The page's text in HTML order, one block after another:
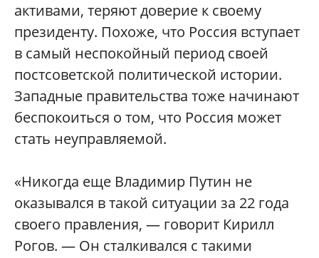
активами, теряют доверие к своему
президенту. Похоже, что Россия вступает
в самый неспокойный период своей
постсоветской политической истории.
Западные правительства тоже начинают
беспокоиться о том, что Россия может
стать неуправляемой.
«Никогда еще Владимир Путин не
оказывался в такой ситуации за 22 года
своего правления, — говорит Кирилл
Рогов. — Он сталкивался с такими